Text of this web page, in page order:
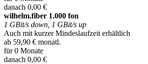
danach 0,00 €
wilhelm.fiber 1.000 fon
1 GBit/s down, 1 GBit/s up
Auch mit kurzer Mindeslaufzeit erhältlich
ab 59,90 € monatl.
für 0 Monate
danach 0,00 €